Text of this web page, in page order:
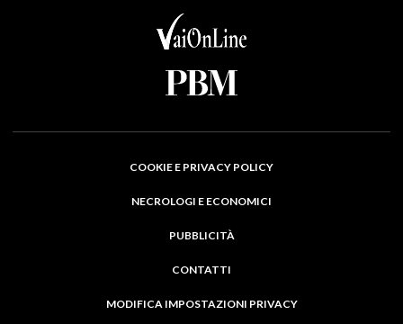
COOKIE E PRIVACY POLICY
NECROLOGI E ECONOMICI
PUBBLICITÀ
CONTATTI
MODIFICA IMPOSTAZIONI PRIVACY